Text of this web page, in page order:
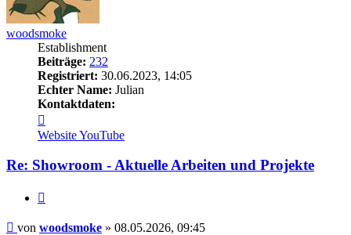
woodsmoke
Establishment
Beiträge: 232
Registriert: 30.06.2023, 14:05
Echter Name: Julian
Kontaktdaten:
von
woodsmoke
WebsiteYouTube
Re: Showroom - Aktuelle Arbeiten und Projekte
Beitrag
von woodsmoke » 08.05.2026, 09:45